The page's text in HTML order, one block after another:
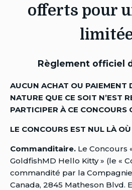
offerts pour
Règlement officiel
AUCUN ACHAT OU PAIEMENT
NATURE QUE CE SOIT N’EST
PARTICIPER À CE CONCOURS
LE CONCOURS EST NUL LÀ
Commanditaire. Le Concours
GoldfishMD Hello Kitty » (le «
commandité par la
Canada, 2845 Matheson Blvd.